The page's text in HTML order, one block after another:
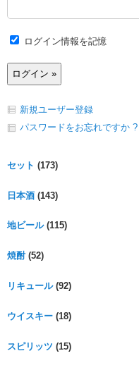
ログイン情報を記憶
新規ユーザー登録
パスワードをお忘れですか ?
セット (173)
日本酒 (143)
地ビール(115)
焼酎(52)
リキュール(92)
ウイスキー (18)
スピリッツ (15)